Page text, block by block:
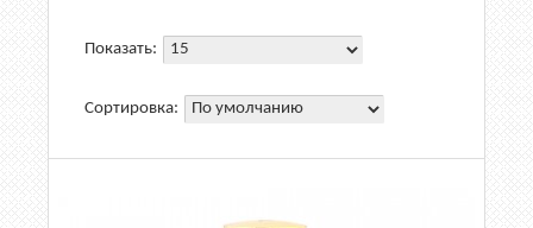
Показать:
Сортировка: